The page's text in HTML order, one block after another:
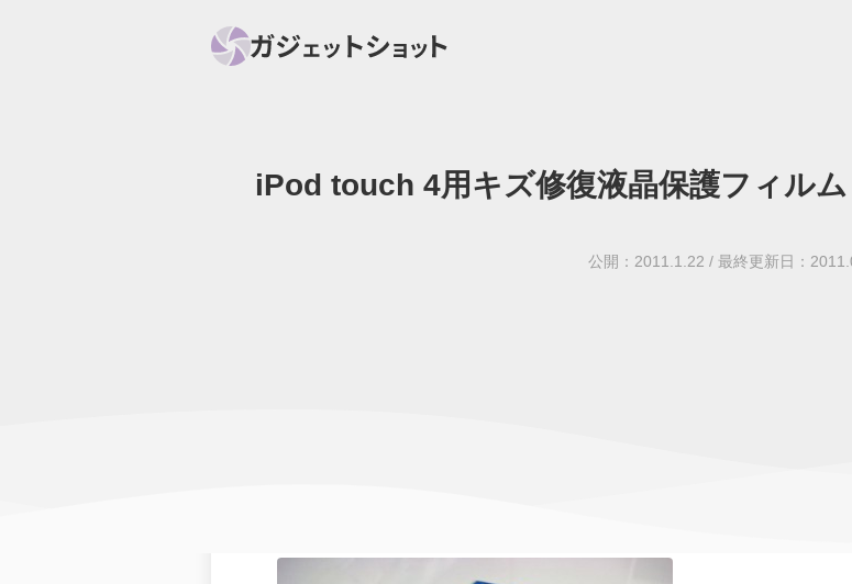
すべて スマホ PC関連 カメラ ウェアラブル スマートホーム
iPod touch 4用キズ修復液晶保護フィル
公開：2011.1.22 / 最終更新日：